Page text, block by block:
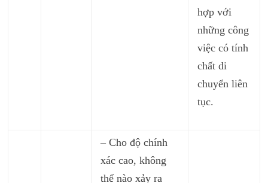
hợp với
những công
việc có tính
chất di
chuyển liên
tục.
– Cho độ chính
xác cao, không
thể nào xảy ra